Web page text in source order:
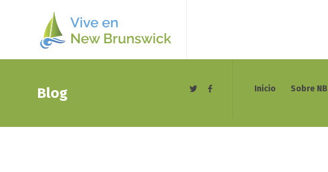
Inicio Sobre NB
Blog